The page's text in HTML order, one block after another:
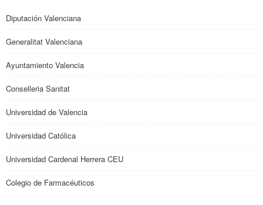
Diputación Valenciana
Generalitat Valenciana
Ayuntamiento Valencia
Conselleria Sanitat
Universidad de Valencia
Universidad Católica
Universidad Cardenal Herrera CEU
Colegio de Farmacéuticos